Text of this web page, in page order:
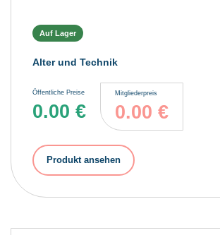
Auf Lager
Alter und Technik
Öffentliche Preise
0.00 €
Mitgliederpreis
0.00 €
Produkt ansehen